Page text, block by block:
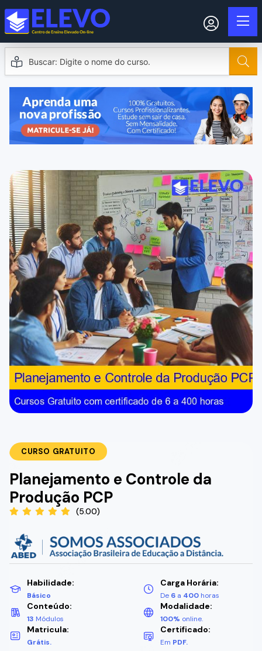
CURSO GRATUITO
Planejamento e Controle da
Produção PCP
(5.00)
Habilidade:
Básico
Carga Horária:
De 6 a 400 horas
Conteúdo:
13 Módulos
Modalidade:
100% online.
Matricula:
Grátis.
Certificado:
Em PDF.